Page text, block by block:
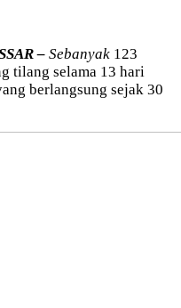
– Sebanyak 123
tilang selama 13 hari
berlangsung sejak 30